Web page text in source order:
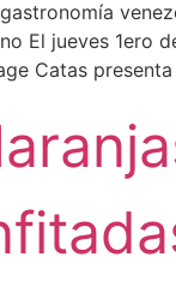
El jueves 1ero
Catas